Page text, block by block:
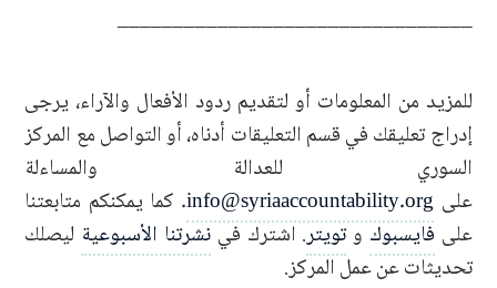
________________________________
للمزيد من المعلومات أو لتقديم ردود الأفعال والآراء، يرجى
إدراج تعليقك في قسم التعليقات أدناه، أو التواصل مع المركز
السوري للعدالة والمساءلة
على info@syriaaccountability.org. كما يمكنكم متابعتنا
على فايسبوكوتويتر. اشترك فينشرتنا الأسبوعية ليصلك
تحديثات عن عمل المركز.